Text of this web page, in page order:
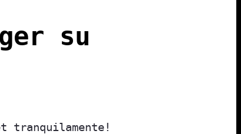
su
tranquilamente!